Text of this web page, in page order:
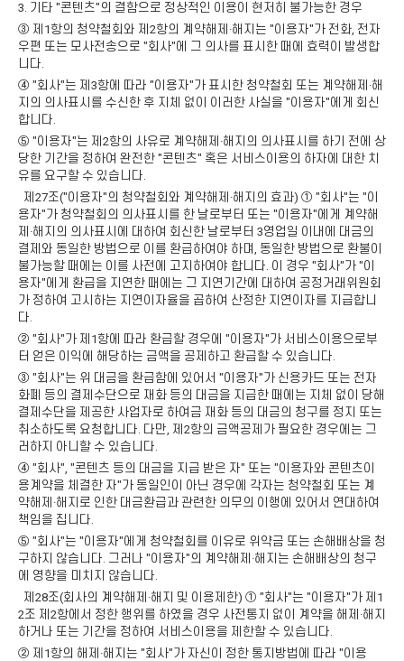
3. 기타 "콘텐츠"의 결함으로 정상적인 이용이 현저히 불가능한 경우
③ 제1항의 청약철회와 제2항의 계약해제·해지는 "이용자"가 전화, 전자
우편 또는 모사전송으로 "회사"에 그 의사를 표시한 때에 효력이 발생합
니다.
④ "회사"는 제3항에 따라 "이용자"가 표시한 청약철회 또는 계약해제·해
지의 의사표시를 수신한 후 지체 없이 이러한 사실을 "이용자"에게 회신
합니다.
⑤ "이용자"는 제2항의 사유로 계약해제·해지의 의사표시를 하기 전에 상
당한 기간을 정하여 완전한 "콘텐츠" 혹은 서비스이용의 하자에 대한 치
유를 요구할 수 있습니다.
제27조("이용자"의 청약철회와 계약해제·해지의 효과) ① "회사"는 "이
용자"가 청약철회의 의사표시를 한 날로부터 또는 "이용자"에게 계약해
제·해지의 의사표시에 대하여 회신한 날로부터 3영업일 이내에 대금의
결제와 동일한 방법으로 이를 환급하여야 하며, 동일한 방법으로 환불이
불가능할 때에는 이를 사전에 고지하여야 합니다. 이 경우 "회사"가 "이
용자"에게 환급을 지연한 때에는 그 지연기간에 대하여 공정거래위원회
가 정하여 고시하는 지연이자율을 곱하여 산정한 지연이자를 지급합니
다.
② "회사"가 제1항에 따라 환급할 경우에 "이용자"가 서비스이용으로부
터 얻은 이익에 해당하는 금액을 공제하고 환급할 수 있습니다.
③ "회사"는 위 대금을 환급함에 있어서 "이용자"가 신용카드 또는 전자
화폐 등의 결제수단으로 재화 등의 대금을 지급한 때에는 지체 없이 당해
결제수단을 제공한 사업자로 하여금 재화 등의 대금의 청구를 정지 또는
취소하도록 요청합니다. 다만, 제2항의 금액공제가 필요한 경우에는 그
러하지 아니할 수 있습니다.
④ "회사", "콘텐츠 등의 대금을 지급 받은 자" 또는 "이용자와 콘텐츠이
용계약을 체결한 자"가 동일인이 아닌 경우에 각자는 청약철회 또는 계
약해제·해지로 인한 대금환급과 관련한 의무의 이행에 있어서 연대하여
책임을 집니다.
⑤ "회사"는 "이용자"에게 청약철회를 이유로 위약금 또는 손해배상을 청
구하지 않습니다. 그러나 "이용자"의 계약해제·해지는 손해배상의 청구
에 영향을 미치지 않습니다.
제28조(회사의 계약해제·해지 및 이용제한) ① "회사"는 "이용자"가 제1
2조 제2항에서 정한 행위를 하였을 경우 사전통지 없이 계약을 해제·해지
하거나 또는 기간을 정하여 서비스이용을 제한할 수 있습니다.
② 제1항의 해제·해지는 "회사"가 자신이 정한 통지방법에 따라 "이용